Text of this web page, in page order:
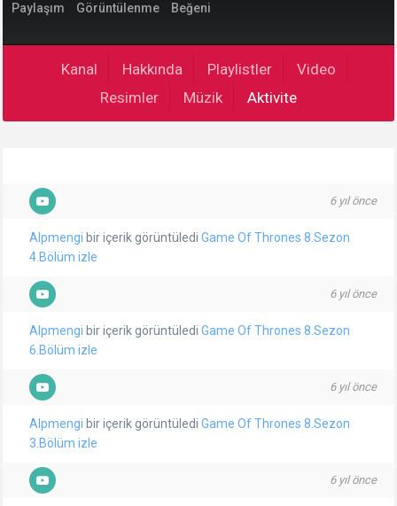
Paylaşım Görüntülenme Beğeni
Kanal Hakkında Playlistler
Video
Resimler
Müzik Aktivite
6 yıl önce
Alpmengi bir içerik görüntüledi Game Of Thrones 8.Sezon
4.Bölüm izle
6 yıl önce
Alpmengi bir içerik görüntüledi Game Of Thrones 8.Sezon
6.Bölüm izle
6 yıl önce
Alpmengi bir içerik görüntüledi Game Of Thrones 8.Sezon
3.Bölüm izle
6 yıl önce